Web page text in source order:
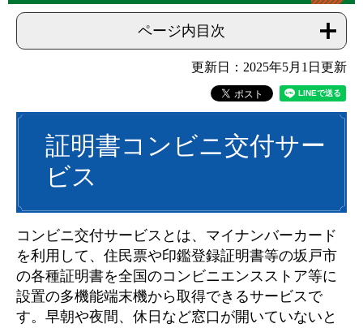
ページ内目次
更新日：2025年5月1日更新
証明書コンビニ交付サー
ビス
コンビニ交付サービスとは、マイナンバーカード
を利用して、住民票や印鑑登録証明書等の坂戸市
の各種証明書を全国のコンビニエンスストア等に
設置の多機能端末機から取得できるサービスで
す。早朝や夜間、休日など窓口が開いていないと